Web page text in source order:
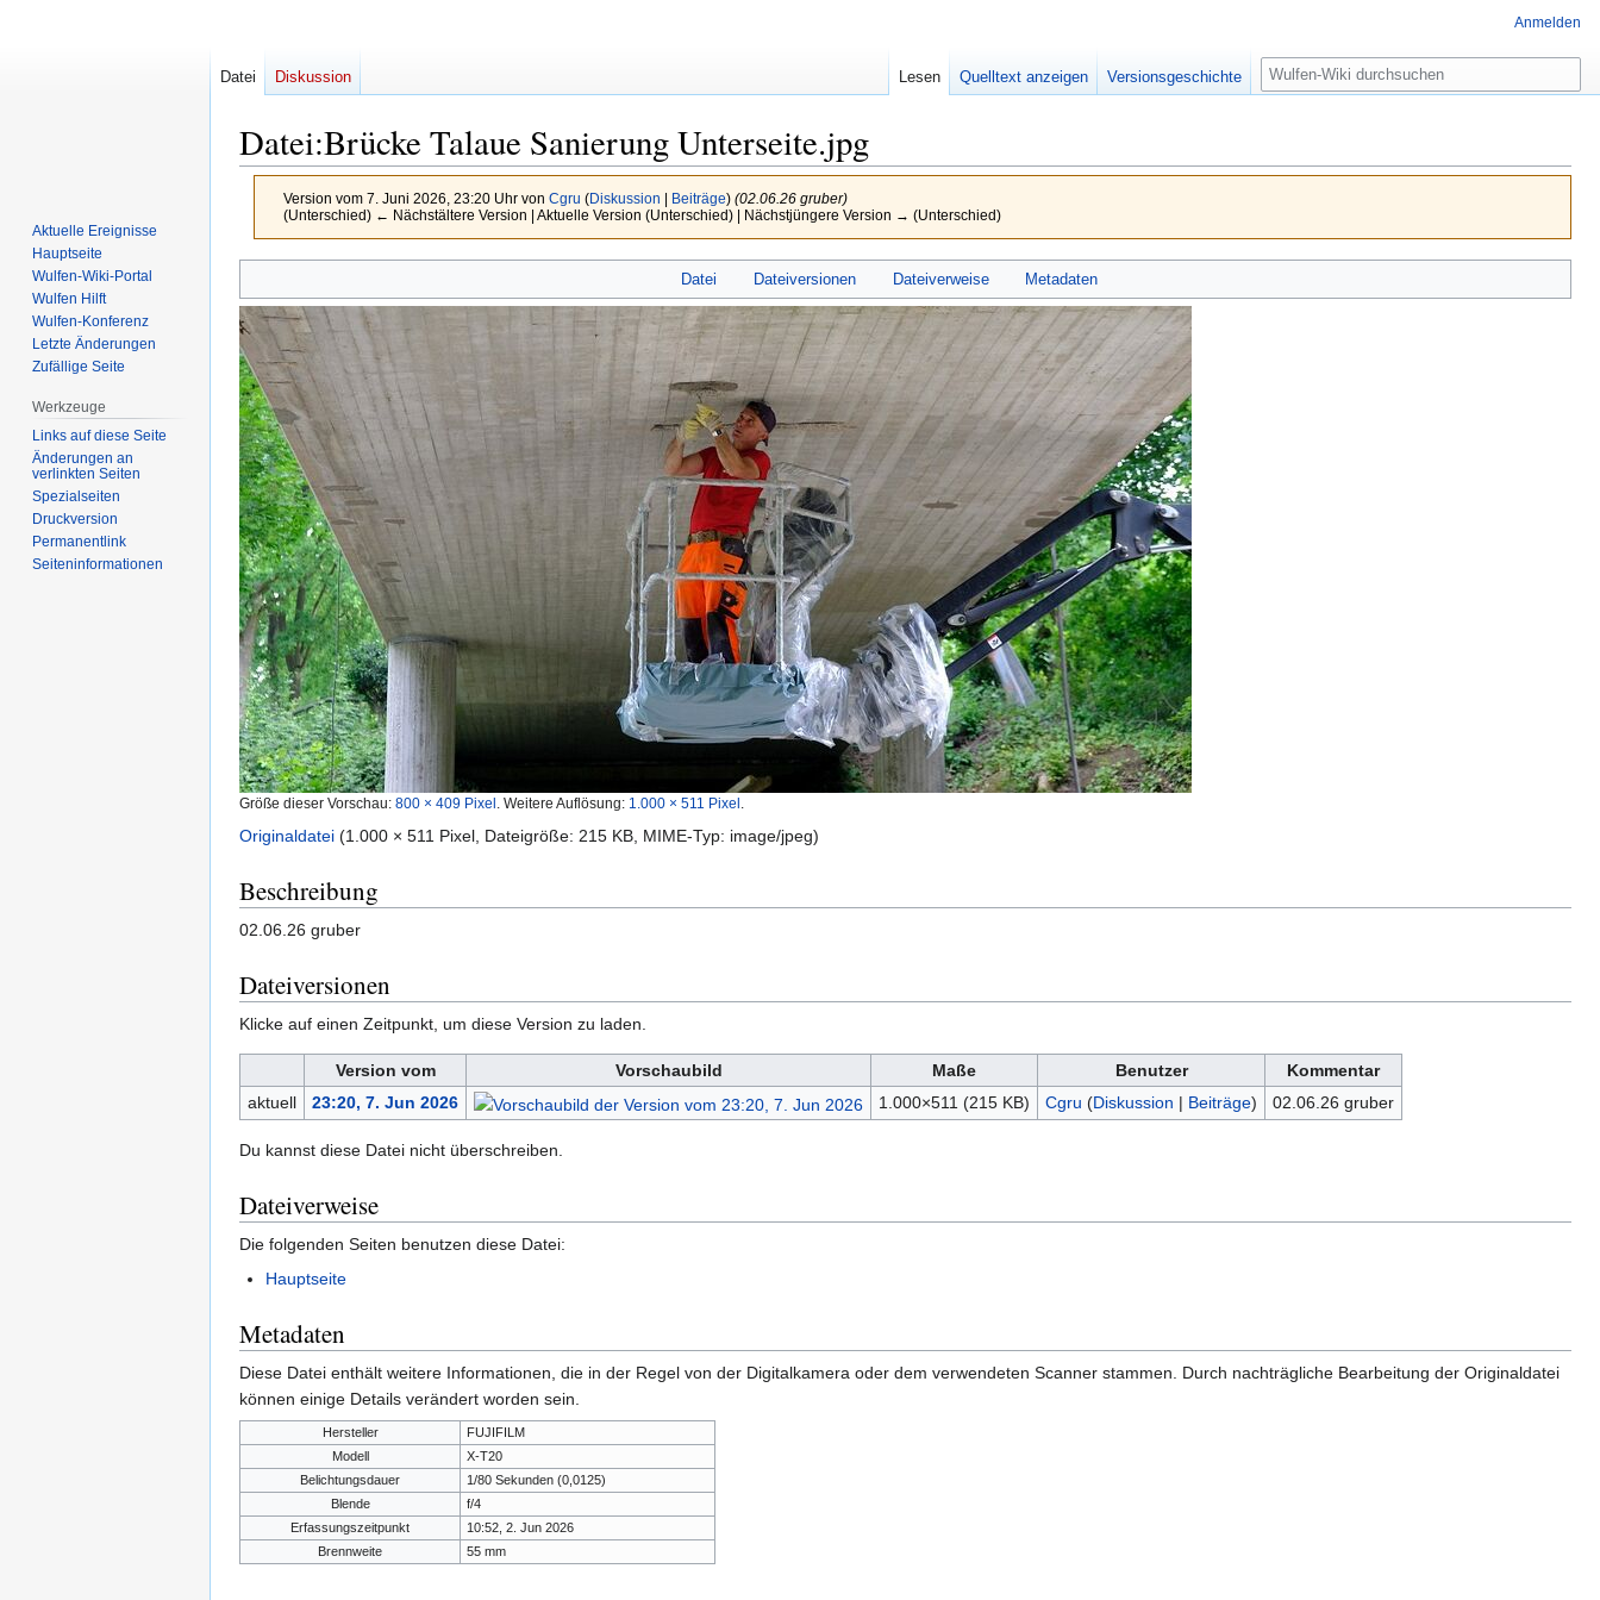
Datei:Brücke Talaue Sanierung Unterseite.jpg
Version vom 7. Juni 2026, 23:20 Uhr von Cgru (Diskussion Beiträge) (02.06.26 gruber)
(Unterschied) ← Nächstältere Version | Aktuelle Version (Unterschied) | Nächstjüngere Version → (Unterschied)
Navigation
springen
Suche
springen
Datei Dateiversionen Dateiverweise Metadaten
Größe dieser Vorschau: 800 × 409 Pixel Weitere Auflösung: 1.000 × 511 Pixel
Originaldatei (1.000 × 511 Pixel, Dateigröße: 215 KB, MIME-Typ: image/jpeg)
Beschreibung
02.06.26 gruber
Dateiversionen
Klicke auf einen Zeitpunkt, um diese Version zu laden.
Version vom Vorschaubild Maße Benutzer
Kommentar
aktuell
23:20, 7. Jun 2026 1.000×511 (215 KB) Cgru (Diskussion | Beiträge) 02.06.26 gruber
Du kannst diese Datei nicht überschreiben.
Dateiverweise
Die folgenden Seiten benutzen diese Datei:
Hauptseite
Metadaten
Diese Datei enthält weitere Informationen, die in der Regel von der Digitalkamera oder dem verwendeten Scanner stammen. Durch nachträgliche Bearbeitung der Originaldatei
können einige Details verändert worden sein.
Hersteller
FUJIFILM
Modell
X-T20
Belichtungsdauer
1/80 Sekunden (0,0125)
Blende
f/4
Erfassungszeitpunkt
10:52, 2. Jun 2026
Brennweite
55 mm
Anmelden
Datei Diskussion Lesen Quelltext anzeigen Versionsgeschichte
Suche
Aktuelle Ereignisse
Hauptseite
Wulfen-Wiki-Portal
Wulfen Hilft
Wulfen-Konferenz
Letzte Änderungen
Zufällige Seite
Werkzeuge
Links auf diese Seite
Änderungen an
verlinkten Seiten
Spezialseiten
Druckversion
Permanentlink
Seiten­­informationen